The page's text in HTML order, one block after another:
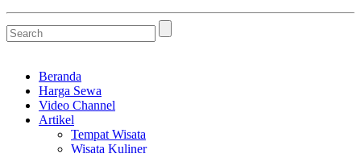
Beranda
Harga Sewa
Video Channel
Artikel
Tempat Wisata
Wisata Kuliner